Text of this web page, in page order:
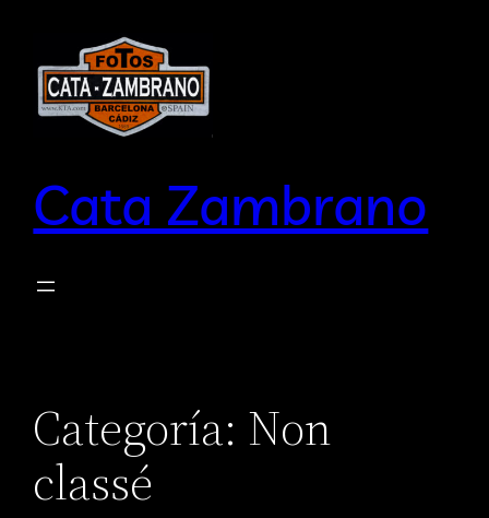
contenido
Cata Zambrano
Categoría: Non
classé